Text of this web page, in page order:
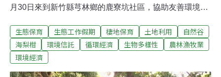
月30日來到新竹縣芎林鄉的鹿寮坑社區，協助友善環境柑
讓果樹得以透透氣，為森林做一件好事。巴士停好後，一
行人前往由台灣環境資訊協會（以下簡稱環資）管理的柑
橘園，途中可見許多大花咸豐草在道路兩側盛開，以及小
花蔓澤蘭如同演講台的布幔披掛於樹冠，放任外來種生
生態保育 生態工作假期 棲地保育 土地利用
自然谷
海梨柑
環境信託 循環經濟 生物多樣性
農林漁牧業
環境經濟